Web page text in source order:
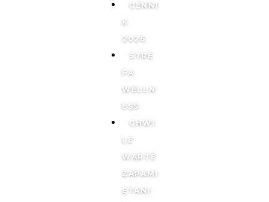
CENNI
K
2026
STRE
FA
WELLN
ESS
CHWI
LE
WARTE
ZAPAMI
ĘTANI